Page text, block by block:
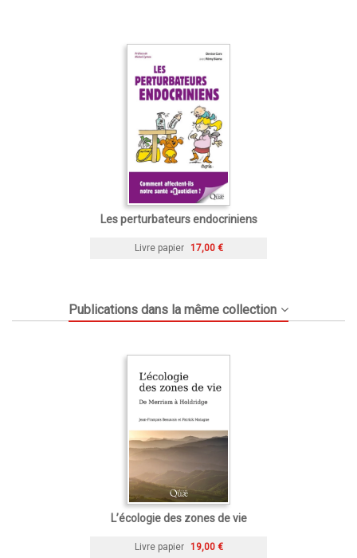
Les perturbateurs endocriniens
Livre papier 17,00 €
Publications dans la même collection
L’écologie des zones de vie
Livre papier 19,00 €